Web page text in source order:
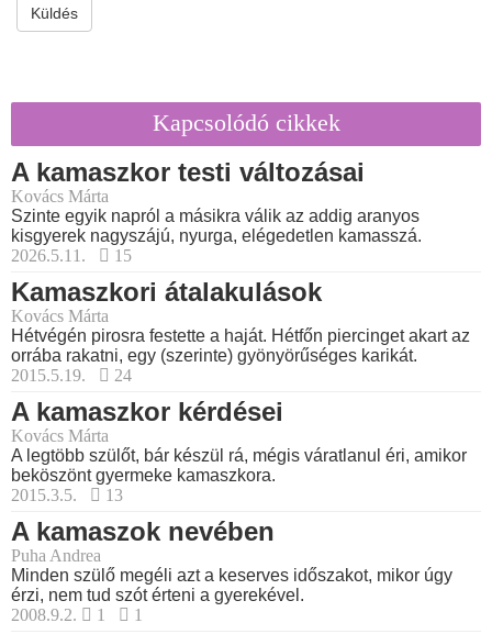
Küldés
Kapcsolódó cikkek
A kamaszkor testi változásai
Kovács Márta
Szinte egyik napról a másikra válik az addig aranyos
kisgyerek nagyszájú, nyurga, elégedetlen kamasszá.
2026.5.11.
15
Kamaszkori átalakulások
Kovács Márta
Hétvégén pirosra festette a haját. Hétfőn piercinget akart az
orrába rakatni, egy (szerinte) gyönyörűséges karikát.
2015.5.19.
24
A kamaszkor kérdései
Kovács Márta
A legtöbb szülőt, bár készül rá, mégis váratlanul éri, amikor
beköszönt gyermeke kamaszkora.
2015.3.5.
13
A kamaszok nevében
Puha Andrea
Minden szülő megéli azt a keserves időszakot, mikor úgy
érzi, nem tud szót érteni a gyerekével.
2008.9.2.
1 1